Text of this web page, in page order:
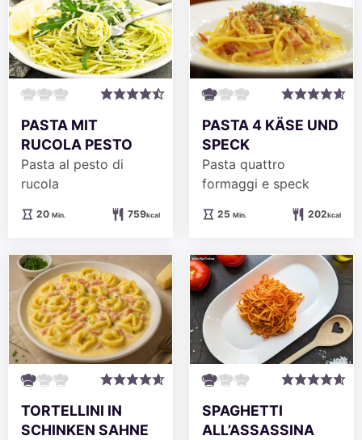
PASTA MIT
RUCOLA PESTO
Pasta al pesto di
rucola
20Minuten
Min. 759kcal
PASTA 4 KÄSE UND
SPECK
Pasta quattro
formaggi e speck
25Minuten
Min. 202kcal
TORTELLINI IN
SCHINKEN SAHNE
SPAGHETTI
ALL’ASSASSINA